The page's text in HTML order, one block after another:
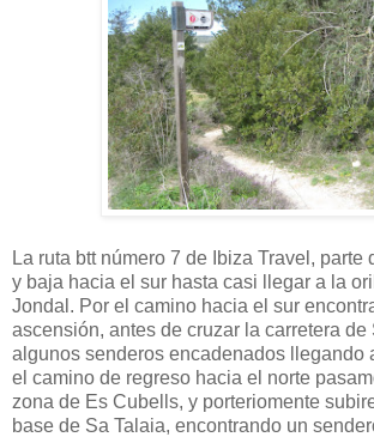
La ruta btt número 7 de Ibiza Travel, parte
y baja hacia el sur hasta casi llegar a la
Jondal. Por el camino hacia el sur
ascensión, antes de cruzar la carretera de
algunos senderos encadenados llegando
el camino de regreso hacia el norte
zona de Es Cubells, y porteriomente
base de Sa Talaia, encontrando un